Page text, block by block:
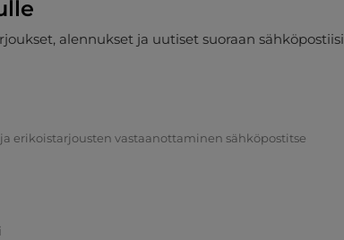
alennukset ja uutiset suoraan sähköpostiisi
erikoistarjousten vastaanottaminen sähköpostitse